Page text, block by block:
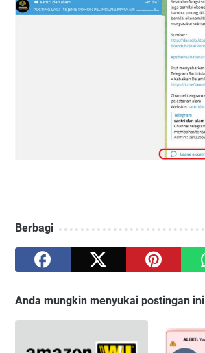
Berbagi
Anda mungkin menyukai postingan ini